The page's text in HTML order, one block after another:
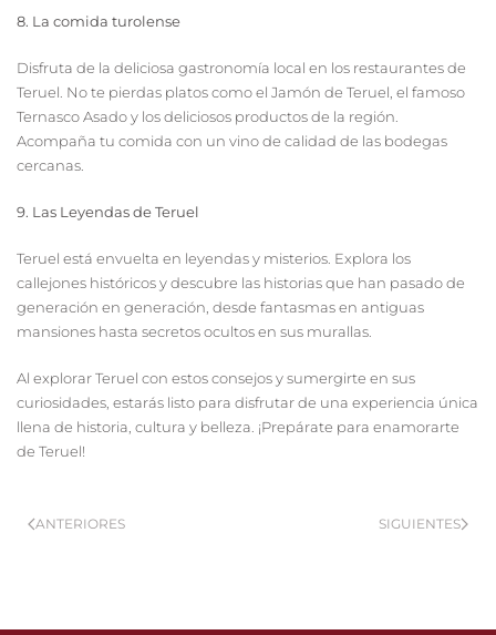
8. La comida turolense
Disfruta de la deliciosa gastronomía local en los restaurantes de
Teruel. No te pierdas platos como el Jamón de Teruel, el famoso
Ternasco Asado y los deliciosos productos de la región.
Acompaña tu comida con un vino de calidad de las bodegas
cercanas.
9. Las Leyendas de Teruel
Teruel está envuelta en leyendas y misterios. Explora los
callejones históricos y descubre las historias que han pasado de
generación en generación, desde fantasmas en antiguas
mansiones hasta secretos ocultos en sus murallas.
Al explorar Teruel con estos consejos y sumergirte en sus
curiosidades, estarás listo para disfrutar de una experiencia única
llena de historia, cultura y belleza. ¡Prepárate para enamorarte
de Teruel!
ANTERIORES SIGUIENTES